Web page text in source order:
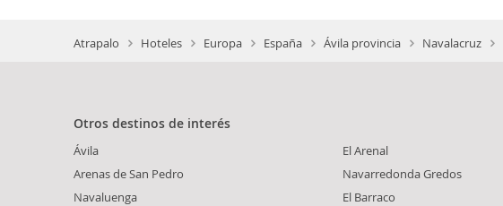
Atrapalo Hoteles Europa España Ávila provincia Navalacruz
Otros destinos de interés
Ávila
Arenas de San Pedro
Navaluenga
El Arenal
Navarredonda Gredos
El Barraco